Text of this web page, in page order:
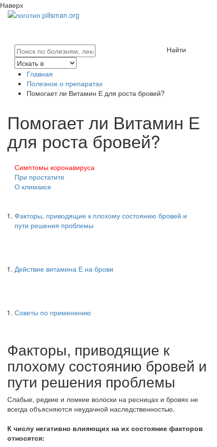
Наверх
Найти
Главная
Полезное о препаратах
Помогает ли Витамин Е для роста бровей?
Помогает ли Витамин Е
для роста бровей?
Симптомы коронавируса
При простатите
О климаксе
Факторы, приводящие к плохому состоянию бровей и
пути решения проблемы
Действие витамина Е на брови
Советы по применению
Факторы, приводящие к
плохому состоянию бровей и
пути решения проблемы
Слабые, редкие и ломкие волоски на ресницах и бровях не
всегда объясняются неудачной наследственностью.
К числу негативно влияющих на их состояние факторов
относятся: